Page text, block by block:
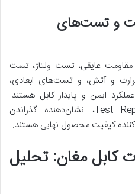
و تست‌های
عایقی، تست ولتاژ، تست
و آتش، و تست‌های ابعادی،
ایمن و پایدار کابل هستند.
گواهینامه‌های تولید، مانند Test Report، نشان‌دهنده گذراندن
کیفیت محصول نهایی هستند.
کابل مغان: تحلیل